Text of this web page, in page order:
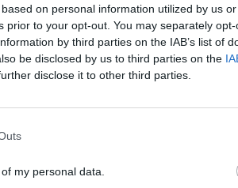
on personal information utilized by us
prior to your opt-out. You may separately
by third parties on the IAB’s list of
be disclosed by us to third parties on the
disclose it to other third parties.
my personal data.
išėjo geresnėmis